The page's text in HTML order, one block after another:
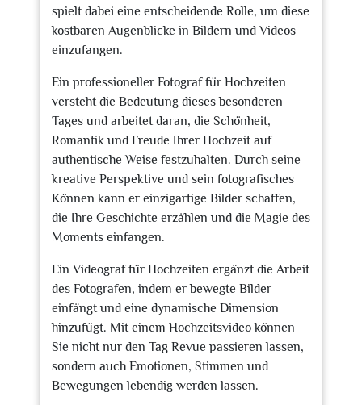
spielt dabei eine entscheidende Rolle, um diese
kostbaren Augenblicke in Bildern und Videos
einzufangen.
Ein professioneller Fotograf für Hochzeiten
versteht die Bedeutung dieses besonderen
Tages und arbeitet daran, die Schönheit,
Romantik und Freude Ihrer Hochzeit auf
authentische Weise festzuhalten. Durch seine
kreative Perspektive und sein fotografisches
Können kann er einzigartige Bilder schaffen,
die Ihre Geschichte erzählen und die Magie des
Moments einfangen.
Ein Videograf für Hochzeiten ergänzt die Arbeit
des Fotografen, indem er bewegte Bilder
einfängt und eine dynamische Dimension
hinzufügt. Mit einem Hochzeitsvideo können
Sie nicht nur den Tag Revue passieren lassen,
sondern auch Emotionen, Stimmen und
Bewegungen lebendig werden lassen.